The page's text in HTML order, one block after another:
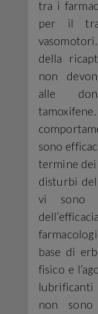
tra i
per il
della
non
alle
sono
termine
disturbi
vi sono
base di
fisico e
non